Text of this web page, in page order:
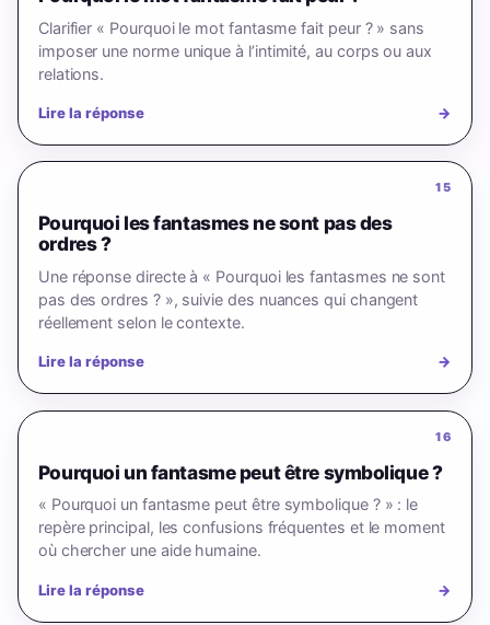
Clarifier « Pourquoi le mot fantasme fait peur ? » sans
imposer une norme unique à l’intimité, au corps ou aux
relations.
Lire la réponse →
15
Pourquoi les fantasmes ne sont pas des
ordres ?
Une réponse directe à « Pourquoi les fantasmes ne sont
pas des ordres ? », suivie des nuances qui changent
réellement selon le contexte.
Lire la réponse →
16
Pourquoi un fantasme peut être symbolique ?
« Pourquoi un fantasme peut être symbolique ? » : le
repère principal, les confusions fréquentes et le moment
où chercher une aide humaine.
Lire la réponse →